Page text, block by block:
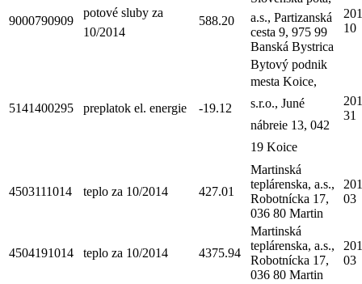
9000790909
potové sluby za
10/2014
588.20
a.s., Partizanská
cesta 9, 975 99
Banská Bystrica
10
5141400295 preplatok el. energie -19.12
Bytový podnik
mesta Koice,
s.r.o., Juné
nábreie 13, 042
19 Koice
31
4503111014 teplo za 10/2014 427.01
Martinská
teplárenska, a.s.,
Robotnícka 17,
036 80 Martin
03
4504191014 teplo za 10/2014 4375.94
Martinská
teplárenska, a.s.,
Robotnícka 17,
036 80 Martin
03